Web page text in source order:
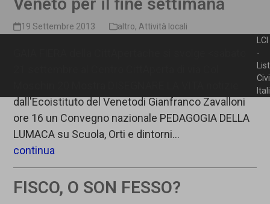
19 Settembre 2013 altro, Attività locali
dall'Ecoistituto del Venetodi Gianfranco Zavalloni
ore 16 un Convegno nazionale PEDAGOGIA DELLA
LUMACA su Scuola, Orti e dintorni…
continua
FISCO, O SON FESSO?
LCI
-